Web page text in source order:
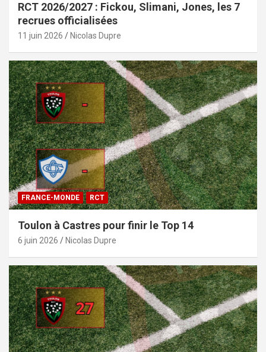
RCT 2026/2027 : Fickou, Slimani, Jones, les 7
recrues officialisées
11 juin 2026 Nicolas Dupre
FRANCE-MONDE RCT
Toulon à Castres pour finir le Top 14
6 juin 2026 Nicolas Dupre